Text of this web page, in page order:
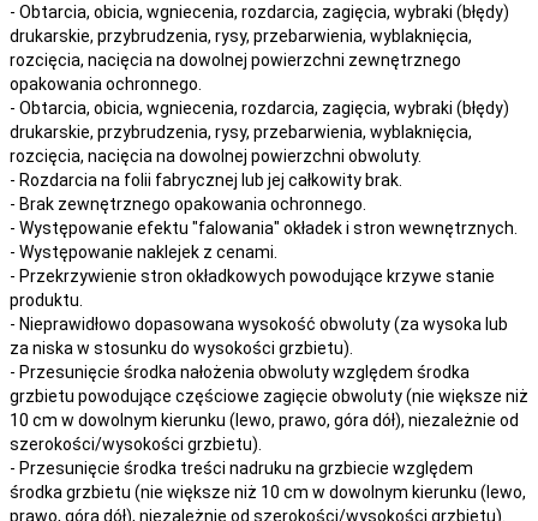
- Obtarcia, obicia, wgniecenia, rozdarcia, zagięcia, wybraki (błędy)
drukarskie, przybrudzenia, rysy, przebarwienia, wyblaknięcia,
rozcięcia, nacięcia na dowolnej powierzchni zewnętrznego
opakowania ochronnego.
- Obtarcia, obicia, wgniecenia, rozdarcia, zagięcia, wybraki (błędy)
drukarskie, przybrudzenia, rysy, przebarwienia, wyblaknięcia,
rozcięcia, nacięcia na dowolnej powierzchni obwoluty.
- Rozdarcia na folii fabrycznej lub jej całkowity brak.
- Brak zewnętrznego opakowania ochronnego.
- Występowanie efektu "falowania" okładek i stron wewnętrznych.
- Występowanie naklejek z cenami.
- Przekrzywienie stron okładkowych powodujące krzywe stanie
produktu.
- Nieprawidłowo dopasowana wysokość obwoluty (za wysoka lub
za niska w stosunku do wysokości grzbietu).
- Przesunięcie środka nałożenia obwoluty względem środka
grzbietu powodujące częściowe zagięcie obwoluty (nie większe niż
10 cm w dowolnym kierunku (lewo, prawo, góra dół), niezależnie od
szerokości/wysokości grzbietu).
- Przesunięcie środka treści nadruku na grzbiecie względem
środka grzbietu (nie większe niż 10 cm w dowolnym kierunku (lewo,
prawo, góra dół), niezależnie od szerokości/wysokości grzbietu).